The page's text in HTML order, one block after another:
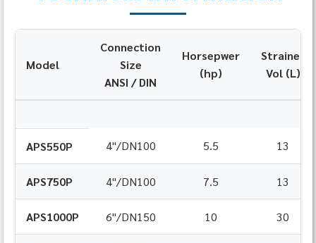
Model
Connection
Size
ANSI / DIN
Horsepwer
(hp)
Strainer
Vol (L)
APS550P 4"/DN100 5.5 13
APS750P 4"/DN100 7.5 13
APS1000P 6"/DN150 10 30